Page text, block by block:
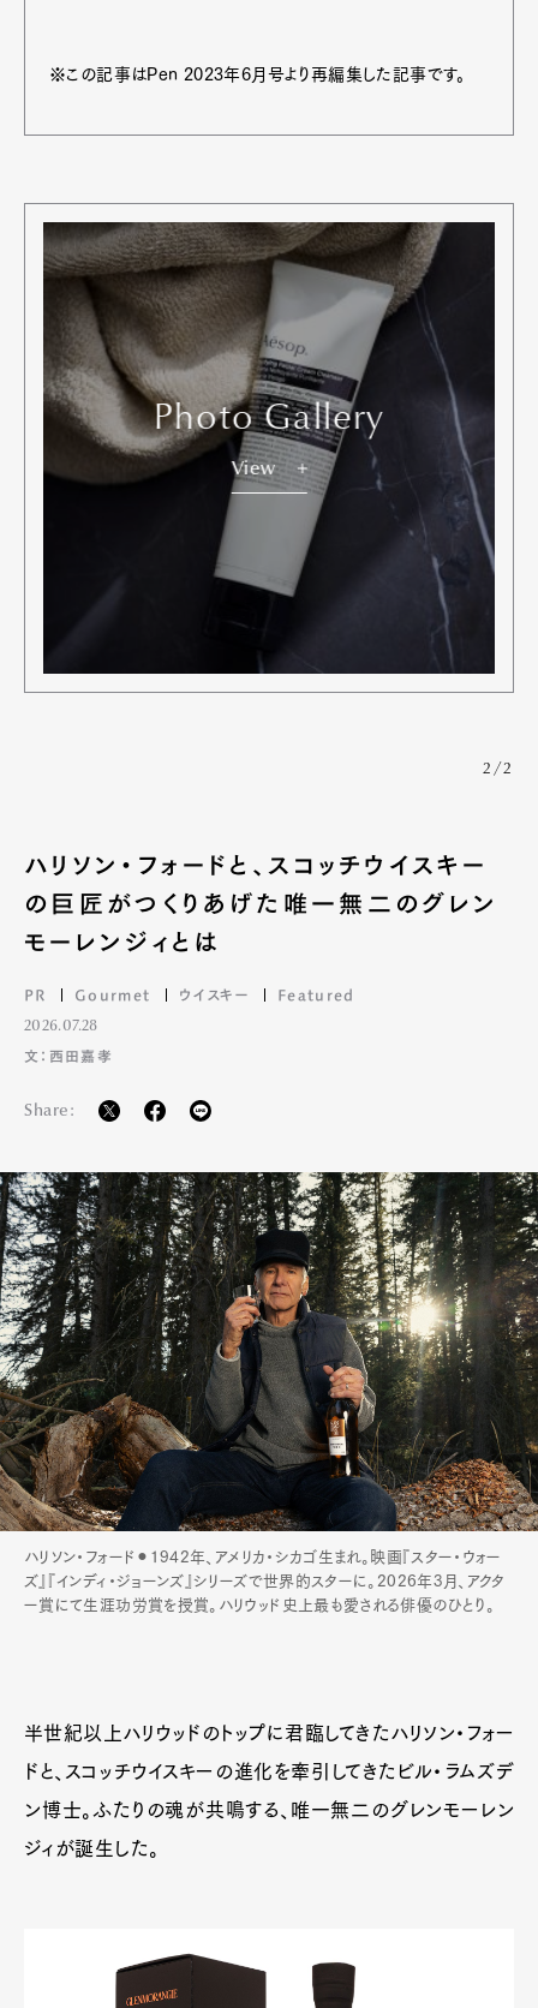
※この記事はPen 2023年6月号より再編集した記事です。
Photo Gallery
View
2/2
ハリソン・フォードと、スコッチウイスキー
の巨匠がつくりあげた唯一無二のグレン
モーレンジィとは
PR Gourmet ウイスキー Featured
2026.07.28
文：西田嘉孝
Share:
ハリソン・フォード⚫︎1942年、アメリカ・シカゴ生まれ。映画『スター・ウォー
ズ』『インディ・ジョーンズ』シリーズで世界的スターに。2026年3月、アクタ
ー賞にて生涯功労賞を授賞。ハリウッド史上最も愛される俳優のひとり。
半世紀以上ハリウッドのトップに君臨してきたハリソン・フォー
ドと、スコッチウイスキーの進化を牽引してきたビル・ラムズデ
ン博士。ふたりの魂が共鳴する、唯一無二のグレンモーレン
ジィが誕生した。